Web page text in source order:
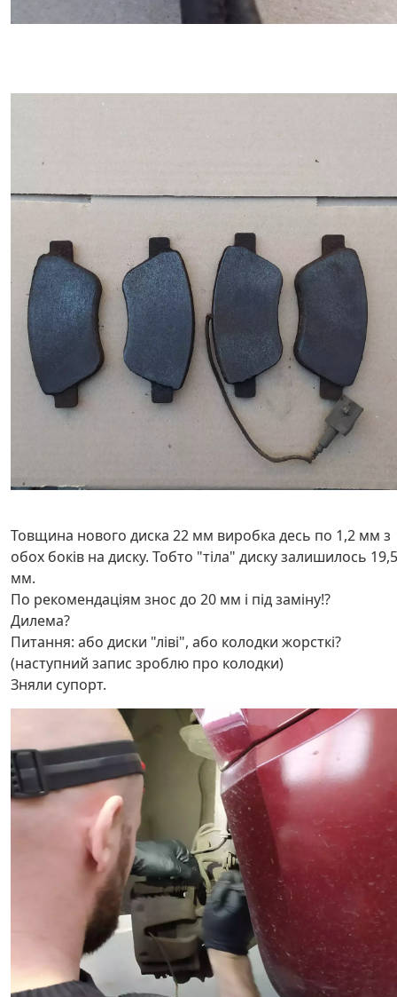
Товщина нового диска 22 мм виробка десь по 1,2 мм з
обох боків на диску. Тобто "тіла" диску залишилось 19,5
мм.
По рекомендаціям знос до 20 мм і під заміну!?
Дилема?
Питання: або диски "ліві", або колодки жорсткі?
(наступний запис зроблю про колодки)
Зняли супорт.